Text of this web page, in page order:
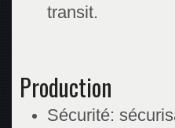
transit.
Production
Sécurité: